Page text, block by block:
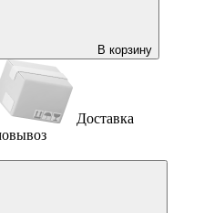
В корзину
Доставка